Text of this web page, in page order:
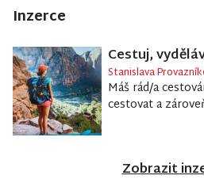
Inzerce
Cestuj,
Stanislava
Máš rád/a
cestovat a
Zobrazit